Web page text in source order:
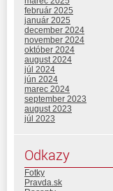
február 2025
január 2025
december 2024
november 2024
október 2024
august 2024
júl 2024
jún 2024
marec 2024
september 2023
august 2023
júl 2023
Odkazy
Fotky
Pravda.sk